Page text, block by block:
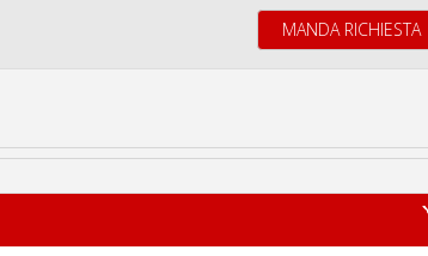
MANDA RICHIESTA